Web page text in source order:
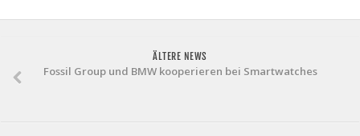
ÄLTERE NEWS
Fossil Group und BMW kooperieren bei Smartwatches